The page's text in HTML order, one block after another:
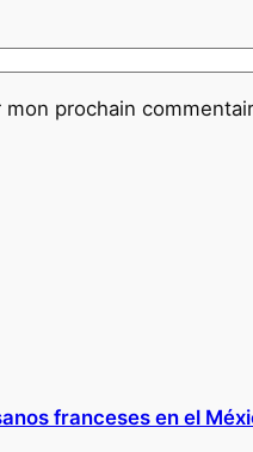
prochain
franceses en el